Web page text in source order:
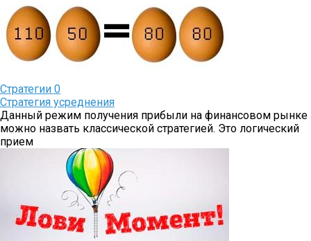
Стратегии 0
Стратегия усреднения
Данный режим получения прибыли на финансовом рынке
можно назвать классической стратегией. Это логический
прием